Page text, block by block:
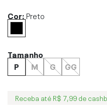
Cor:Preto
Tamanho
P
M G GG
Receba até R$ 7,99 de